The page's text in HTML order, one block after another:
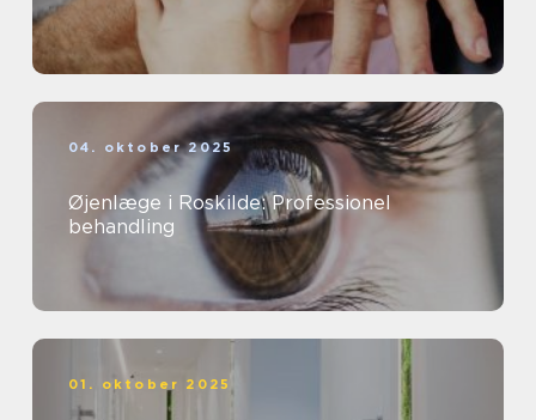
04. oktober 2025
Øjenlæge i Roskilde: Professionel
behandling
01. oktober 2025